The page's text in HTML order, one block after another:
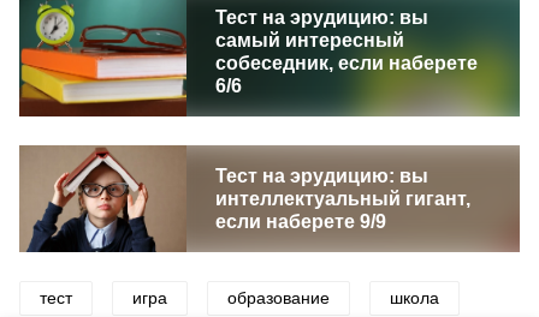
Тест на эрудицию: вы
самый интересный
собеседник, если наберете
6/6
Тест на эрудицию: вы
интеллектуальный гигант,
если наберете 9/9
тест игра образование школа